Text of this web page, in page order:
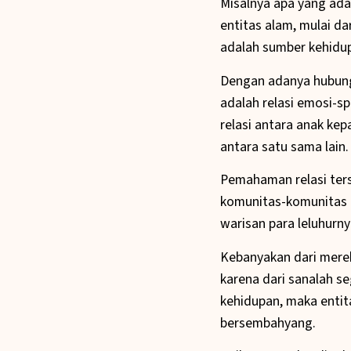
entitas alam, mulai
adalah sumber
Dengan adanya
adalah relasi emosi-
relasi antara anak
antara satu sama lain.
Pemahaman relasi
komunitas-komunitas
warisan para
Kebanyakan dari
karena dari sanalah
kehidupan, maka
bersembahyang.